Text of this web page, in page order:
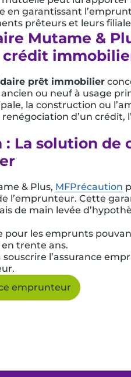
garantissant
prêteurs et leurs
Mutame &
crédit
prêt immobilier
ancien ou neuf à usage
la construction ou
d’un crédit,
: La solution de
& Plus, MFPrécaution
l’emprunteur. Cette
de main levée
pour les emprunts
trente ans.
souscrire l’assurance
emprunteur